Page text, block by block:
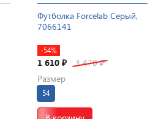
Футболка Forcelab Серый,
7066141
-54%
1 610 ₽ 3 470₽
Размер
54